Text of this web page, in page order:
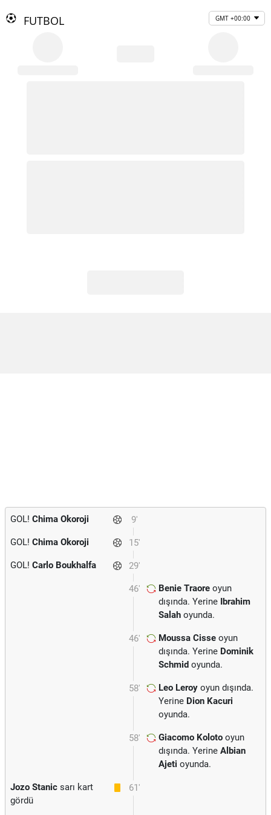
FUTBOL GMT +00:00
9'
GOL! Chima Okoroji
15'
GOL! Chima Okoroji
29'
GOL! Carlo Boukhalfa
46' Benie Traore oyun
dışında. Yerine Ibrahim
Salah oyunda.
46' Moussa Cisse oyun
dışında. Yerine Dominik
Schmid oyunda.
58' Leo Leroy oyun dışında.
Yerine Dion Kacuri
oyunda.
58' Giacomo Koloto oyun
dışında. Yerine Albian
Ajeti oyunda.
61'
Jozo Stanic sarı kart
gördü